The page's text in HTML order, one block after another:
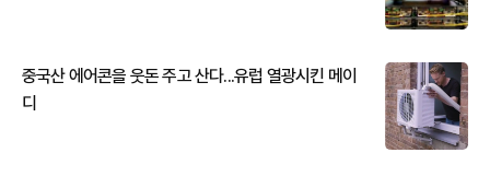
중국산 에어콘을 웃돈 주고 산다...유럽 열광시킨 메이
디